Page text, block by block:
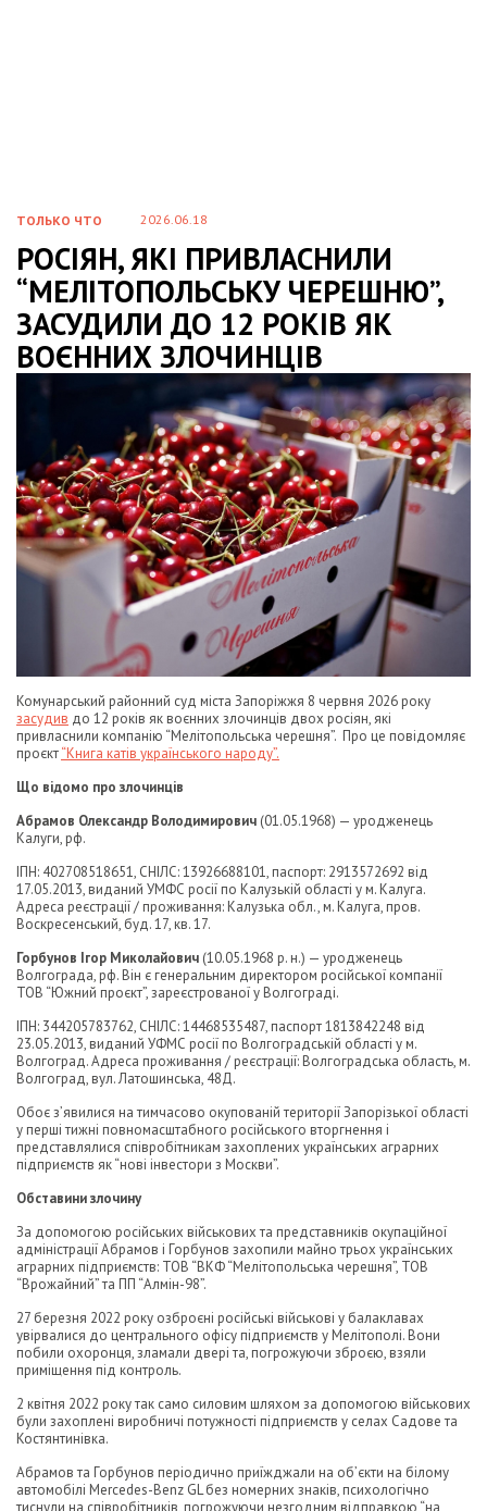
ТОЛЬКО ЧТО 2026.06.18
РОСІЯН, ЯКІ ПРИВЛАСНИЛИ
“МЕЛІТОПОЛЬСЬКУ ЧЕРЕШНЮ”,
ЗАСУДИЛИ ДО 12 РОКІВ ЯК
ВОЄННИХ ЗЛОЧИНЦІВ
Комунарський районний суд міста Запоріжжя 8 червня 2026 року
засудив до 12 років як воєнних злочинців двох росіян, які
привласнили компанію “Мелітопольська черешня”. Про це повідомляє
проєкт“Книга катів українського народу”.
Що відомо про злочинців
Абрамов Олександр Володимирович (01.05.1968) — уродженець
Калуги, рф.
ІПН: 402708518651, СНІЛС: 13926688101, паспорт: 2913572692 від
17.05.2013, виданий УМФС росії по Калузькій області у м. Калуга.
Адреса реєстрації / проживання: Калузька обл., м. Калуга, пров.
Воскресенський, буд. 17, кв. 17.
Горбунов Ігор Миколайович (10.05.1968 р. н.) — уродженець
Волгограда, рф. Він є генеральним директором російської компанії
ТОВ “Южний проєкт”, зареєстрованої у Волгограді.
ІПН: 344205783762, СНІЛС: 14468535487, паспорт 1813842248 від
23.05.2013, виданий УФМС росії по Волгоградській області у м.
Волгоград. Адреса проживання / реєстрації: Волгоградська область, м.
Волгоград, вул. Латошинська, 48Д.
Обоє з’явилися на тимчасово окупованій території Запорізької області
у перші тижні повномасштабного російського вторгнення і
представлялися співробітникам захоплених українських аграрних
підприємств як “нові інвестори з Москви”.
Обставини злочину
За допомогою російських військових та представників окупаційної
адміністрації Абрамов і Горбунов захопили майно трьох українських
аграрних підприємств: ТОВ “ВКФ “Мелітопольська черешня”, ТОВ
“Врожайний” та ПП “Алмін-98”.
27 березня 2022 року озброєні російські військові у балаклавах
увірвалися до центрального офісу підприємств у Мелітополі. Вони
побили охоронця, зламали двері та, погрожуючи зброєю, взяли
приміщення під контроль.
2 квітня 2022 року так само силовим шляхом за допомогою військових
були захоплені виробничі потужності підприємств у селах Садове та
Костянтинівка.
Абрамов та Горбунов періодично приїжджали на об’єкти на білому
автомобілі Mercedes-Benz GL без номерних знаків, психологічно
тиснули на співробітників, погрожуючи незгодним відправкою “на